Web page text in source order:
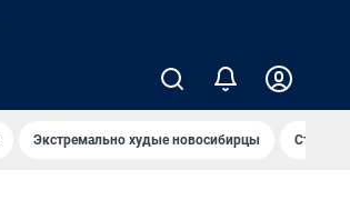
Экстремально худые новосибирцы Старт